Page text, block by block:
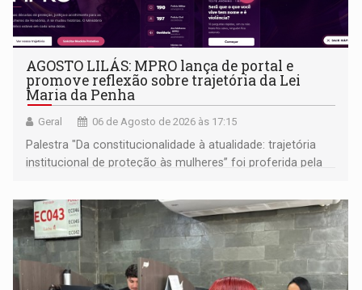
AGOSTO LILÁS: MPRO lança de portal e
promove reflexão sobre trajetória da Lei
Maria da Penha
Geral 06 de Agosto de 2026 às 17:15
Palestra "Da constitucionalidade à atualidade: trajetória
institucional de proteção às mulheres” foi proferida pela
Goiás